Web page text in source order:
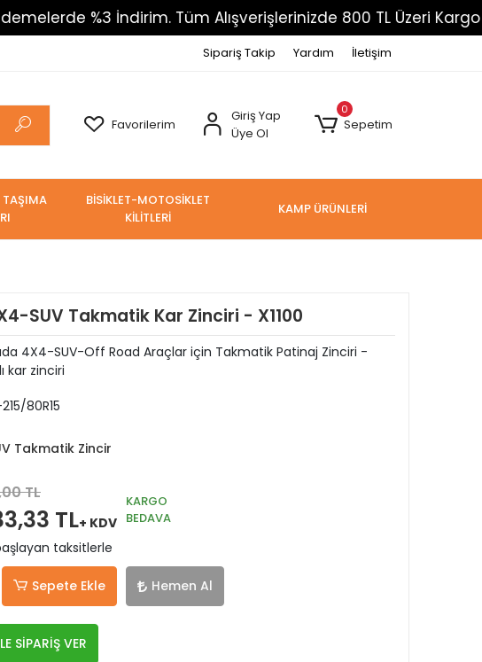
İndirim. Tüm Alışverişlerinizde 800 TL Üzeri Kargo Ücretsiz
Sipariş Takip Yardım İletişim
Favorilerim
Giriş Yap
Üye Ol
0
Sepetim
TAŞIMA
BİSİKLET-MOTOSİKLET
KİLİTLERİ
KAMP ÜRÜNLERİ
SUV Takmatik Kar Zinciri - X1100
4X4-SUV-Off Road Araçlar için Takmatik Patinaj Zinciri -
kar zinciri
80R15
Takmatik Zincir
TL
TL+ KDV
KARGO
BEDAVA
taksitlerle
Sepete Ekle Hemen Al
SİPARİŞ VER